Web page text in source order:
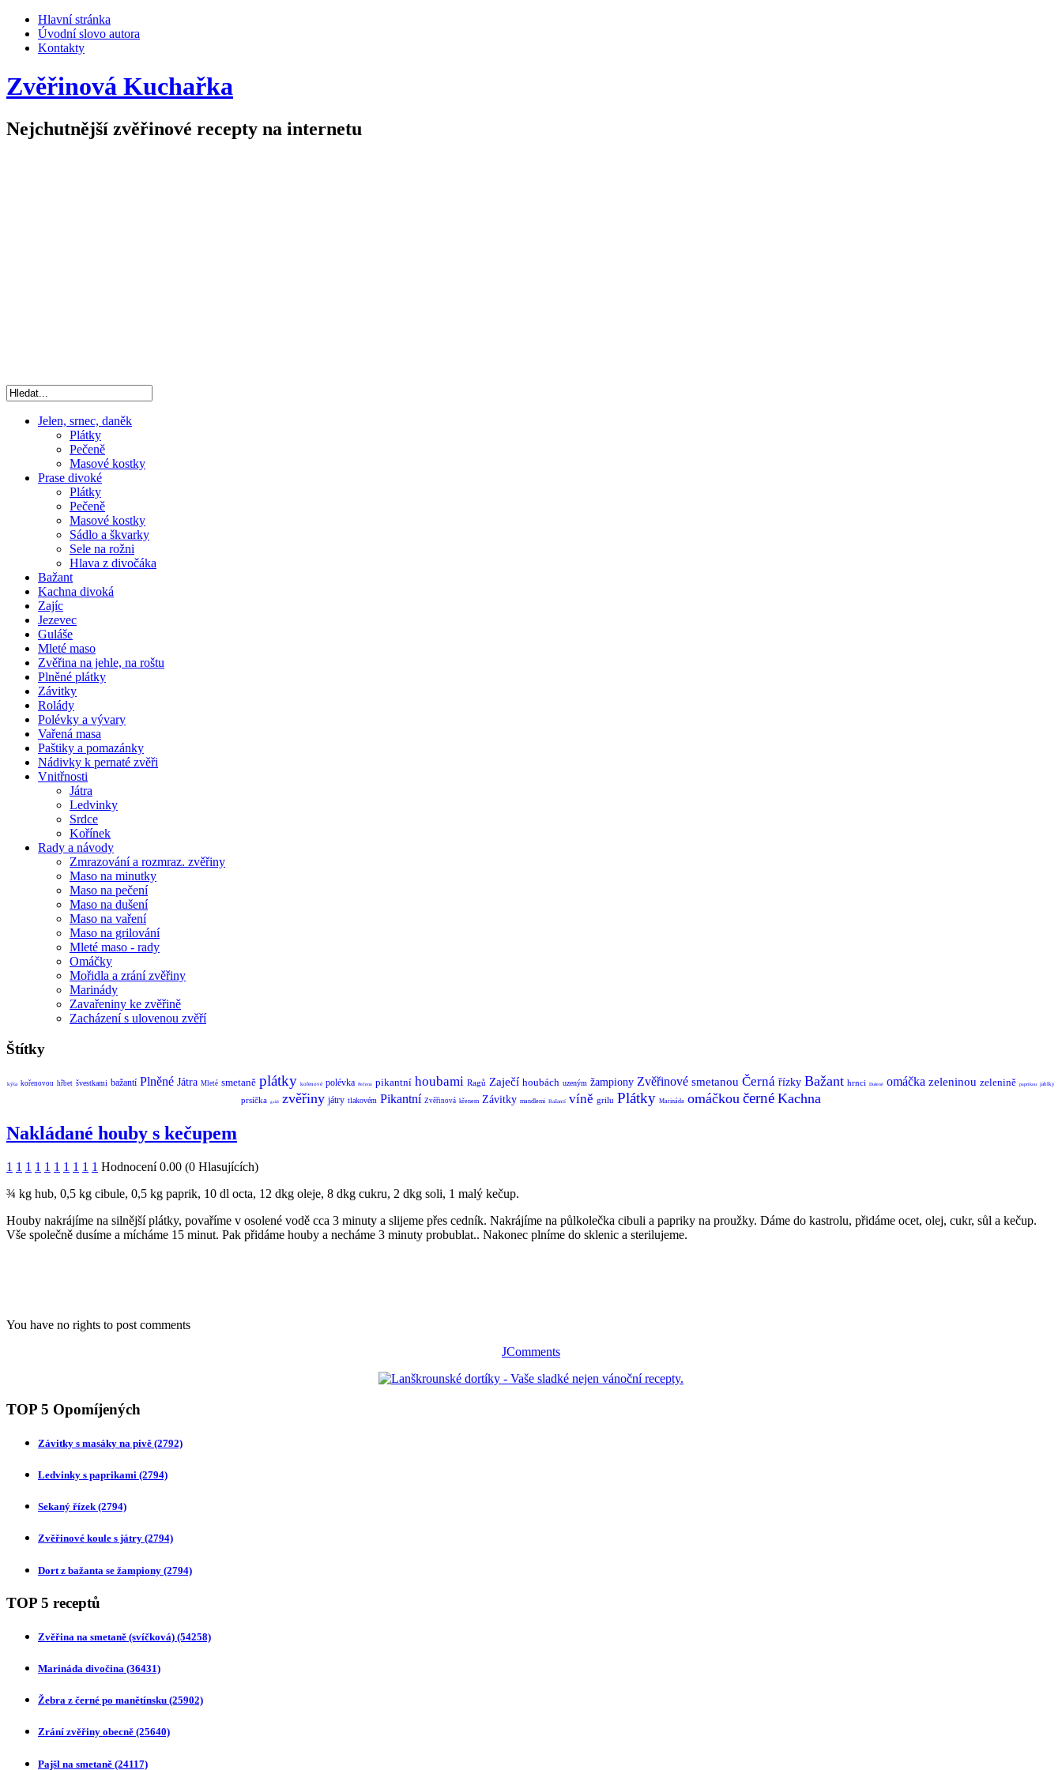
Hlavní stránka
Úvodní slovo autora
Kontakty
Zvěřinová Kuchařka
Nejchutnější zvěřinové recepty na internetu
Jelen, srnec, daněk
Plátky
Pečeně
Masové kostky
Prase divoké
Plátky
Pečeně
Masové kostky
Sádlo a škvarky
Sele na rožni
Hlava z divočáka
Bažant
Kachna divoká
Zajíc
Jezevec
Guláše
Mleté maso
Zvěřina na jehle, na roštu
Plněné plátky
Závitky
Rolády
Polévky a vývary
Vařená masa
Paštiky a pomazánky
Nádivky k pernaté zvěři
Vnitřnosti
Játra
Ledvinky
Srdce
Kořínek
Rady a návody
Zmrazování a rozmraz. zvěřiny
Maso na minutky
Maso na pečení
Maso na dušení
Maso na vaření
Maso na grilování
Mleté maso - rady
Omáčky
Mořidla a zrání zvěřiny
Marinády
Zavařeniny ke zvěřině
Zacházení s ulovenou zvěří
Štítky
kýta kořenovou hřbet švestkami bažantí Plněné Játra Mleté smetaně plátky kořenové polévka Pečená pikantní houbami Ragů Zaječí houbách uzeným žampiony Zvěřinové smetanou Černá řízky Bažant hrnci Dušené omáčka zeleninou zelenině paprikou jablky
prsíčka guláš zvěřiny játry tlakovém Pikantní Zvěřinová křenem Závitky mandlemi Bažantí víně grilu Plátky Marináda omáčkou černé Kachna
Nakládané houby s kečupem
1 1 1 1 1 1 1 1 1 1 Hodnocení 0.00 (0 Hlasujících)
¾ kg hub, 0,5 kg cibule, 0,5 kg paprik, 10 dl octa, 12 dkg oleje, 8 dkg cukru, 2 dkg soli, 1 malý kečup.
Houby nakrájíme na silnější plátky, povaříme v osolené vodě cca 3 minuty a slijeme přes cedník. Nakrájíme na půlkolečka cibuli a papriky na proužky. Dáme do kastrolu, přidáme ocet, olej, cukr, sůl a kečup.
Vše společně dusíme a mícháme 15 minut. Pak přidáme houby a necháme 3 minuty probublat.. Nakonec plníme do sklenic a sterilujeme.
You have no rights to post comments
JComments
TOP 5 Opomíjených
Závitky s masáky na pivě (2792)
Ledvinky s paprikami (2794)
Sekaný řízek(2794)
Zvěřinové koule s játry (2794)
Dort z bažanta se žampiony (2794)
TOP 5 receptů
Zvěřina na smetaně (svíčková) (54258)
Marináda divočina (36431)
Žebra z černé po manětínsku (25902)
Zrání zvěřiny obecně (25640)
Pajšl na smetaně (24117)